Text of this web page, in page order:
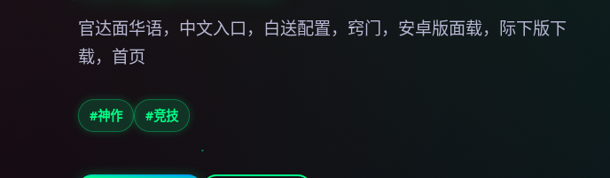
官达面华语，中文入口，白送配置，窍门，安卓版面载，际下版下
载，首页
#神作 #竞技